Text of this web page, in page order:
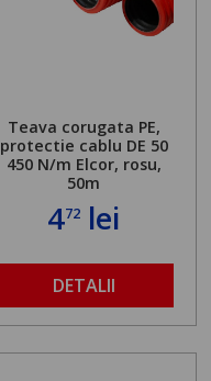
Teava corugata PE,
protectie cablu DE 50
450 N/m Elcor, rosu,
50m
472 lei
DETALII